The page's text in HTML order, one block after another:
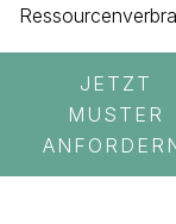
JETZT
MUSTER